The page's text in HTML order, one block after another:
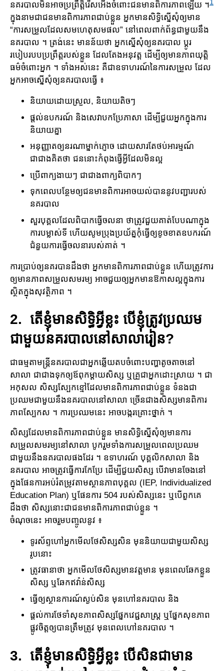
នគរបាល​មិនអាច​ប្រព្រឹត្តិរើស​អើង​ចំពោះ​ជនមានពិការភាពឡើយ ។1
ក្នុងនាម​ជា​ជនមាន​ពិការ​ភាព​ជាប់ខ្លួន អ្នក​មានសិទ្ធិ​ស្នើសុំឲ្យមាន
“ការ​សម្រួល​ដែល​សមហេតុសមផល” នៅពេលពាក់ព័ន្ធជាមួយនឹង​
នគរបាល ។ ត្រង់នេះ មានន័យថា អ្នក​ស្នើសុំឲ្យ​នគរបាល ប្តូរ
របៀបរបបប្រព្រឹត្តរបស់ខ្លួន ដែល​តែងអនុវត្ត ដើម្បីឲ្យមាន​ភាពយុត្តិ
ធម៌​ចំពោះអ្នក ។ ទាំងអស់នេះ គឺជាឧទាហរណ៍នៃការសម្រួល ដែល
អ្នក​អាចស្នើសុំឲ្យ​នគរបាលធ្វើ ៖
និយាយដោយស្រួល​, និយាយតិចៗ
ផ្តល់​ឧបករណ៍ និងសេវា​បកប្រែភាសា ដើម្បីជួយអ្នកក្នុងការ​
និយាយគ្នា
អនុញ្ញាតឲ្យនរណាម្នាក់​ភ្ញោច ដោយសារតែថប់អារម្មណ៍
ជាជាងគិតថា ជននោះកំពុងធ្វើអ្វីដែលមិនល្អ
ប្រើពាក្យងាយៗ ជាជាងពាក្យពិបាកៗ
ទុកពេលបន្ថែមឲ្យជនមានពិការអាច​យល់បាននូវបញ្ជារបស់
នគរបាល
សួរបុគ្គលដែល​ពិបាក​ធ្វើចលនា ថាត្រូវជួយគាត់បែបណាក្នុង
ការបម្លាស់ទី ហើយសូមប្រុងប្រយ័ត្នកុំធ្វើឲ្យ​ខូចខាតឧបករណ៍
ជំនួយការ​ធ្វើ​ចលនារបស់គាត់ ។
ការប្រាប់​ឲ្យ​នគរបានដឹងថា អ្នកមាន​ពិការ​ភាពជាប់ខ្លួន ហើយត្រូវការ​
ឲ្យមាន​ភាពសម្រួល​សមរម្យ ​អាច​ជួយឲ្យអ្នក​មាន​ឱកាស​ល្អក្នុងការ​
ស្ថិតក្នុង​សុវត្ថិភាព ។
2. តើខ្ញុំមានសិទ្ធិអ្វីខ្លះ បើខ្ញុំត្រូវ​ប្រឈម​
ជាមួយនគរបាលនៅសាលារៀន?
ជាធម្មតាមន្ត្រីនគរបាលជាអ្នក​ឆ្លើយ​តប​ចំពោះ​បញ្ហា​តូចតាច​នៅ
សាលា ជាជាងទុកឲ្យឪពុកម្តាយសិស្ស ឬគ្រួជាអ្នក​ដោះស្រាយ ។ ជា
អកុសល សិស្សស្បែក​ខ្មៅដែល​មានពិការ​ភាពជាប់ខ្លួន ទំនងជា​
ប្រឈម​ជាមួយនឹង​នគរបាលនៅសាលា ច្រើន​ជាងសិស្សមានពិការ
ភាព​ស្បែក​ស ។ ការ​ប្រឈមនេះ អាច​បង្ករគ្រោះថ្នាក់ ។
សិស្ស​ដែល​មាន​ពិការ​ភាពជាប់​ខ្លួន មានសិទ្ធិ​ស្នើសុំឲ្យ​មាន​ការ​
សម្រួល​សមរម្យនៅសាលា បូករួមទាំង​ការ​សម្រួល​ពេល​ប្រឈម​
ជាមួយ​នឹង​នគរបាលផងដែរ ។ ឧទាហរណ៍ បុគ្គលិក​សាលា និង
នគរបាល អាច​ត្រូវ​ធ្វើ​ការ​កែប្រែ ដើម្បី​ជួយសិស្ស បើវាមានចែងនៅ
ក្នុង​ផែនការអប់រំតម្រូវតាម​ស្ថានភាពបុគ្គល (IEP, Individualized
Education Plan) ឬផែនការ 504 របស់សិស្សនេះ ឬបើពួកគេ​
ដឹងថា សិស្សនោះជាជនមាន​ពិការ​ភាពជាប់​ខ្លួន ។
ចំណុច​នេះ អាច​រួមបញ្ចូលនូវ ៖
ទូរស័ព្ទហៅអ្នក​មើលថែសិស្សសិន មុននិយាយជាមួយសិស្ស
រូបនោះ
ត្រូវ​ធានាថា អ្នកមើលថែសិស្សមានវត្តមាន មុនពេលឆែកខ្លួន
សិស្ស ឬឆែកឥវ៉ាន់សិស្ស
ធ្វើឲ្យ​ស្ថានការណ៍ស្ងប់សិន មុនហៅនគរបាល និង
ផ្តល់​ការ​ថែទាំសុខភាពសិស្សផ្នែកវេជ្ជសាស្រ្ត ឬផ្នែក​សុខភាព
ផ្លូវចិត្តឲ្យបានត្រឹមត្រូវ មុនពេលហៅនគរបាល ។
3. តើ​ខ្ញុំ​មាន​សិទ្ធិ​អ្វីខ្លះ បើ​សិនជាមាន​